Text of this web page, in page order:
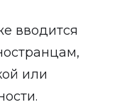
вводится
или